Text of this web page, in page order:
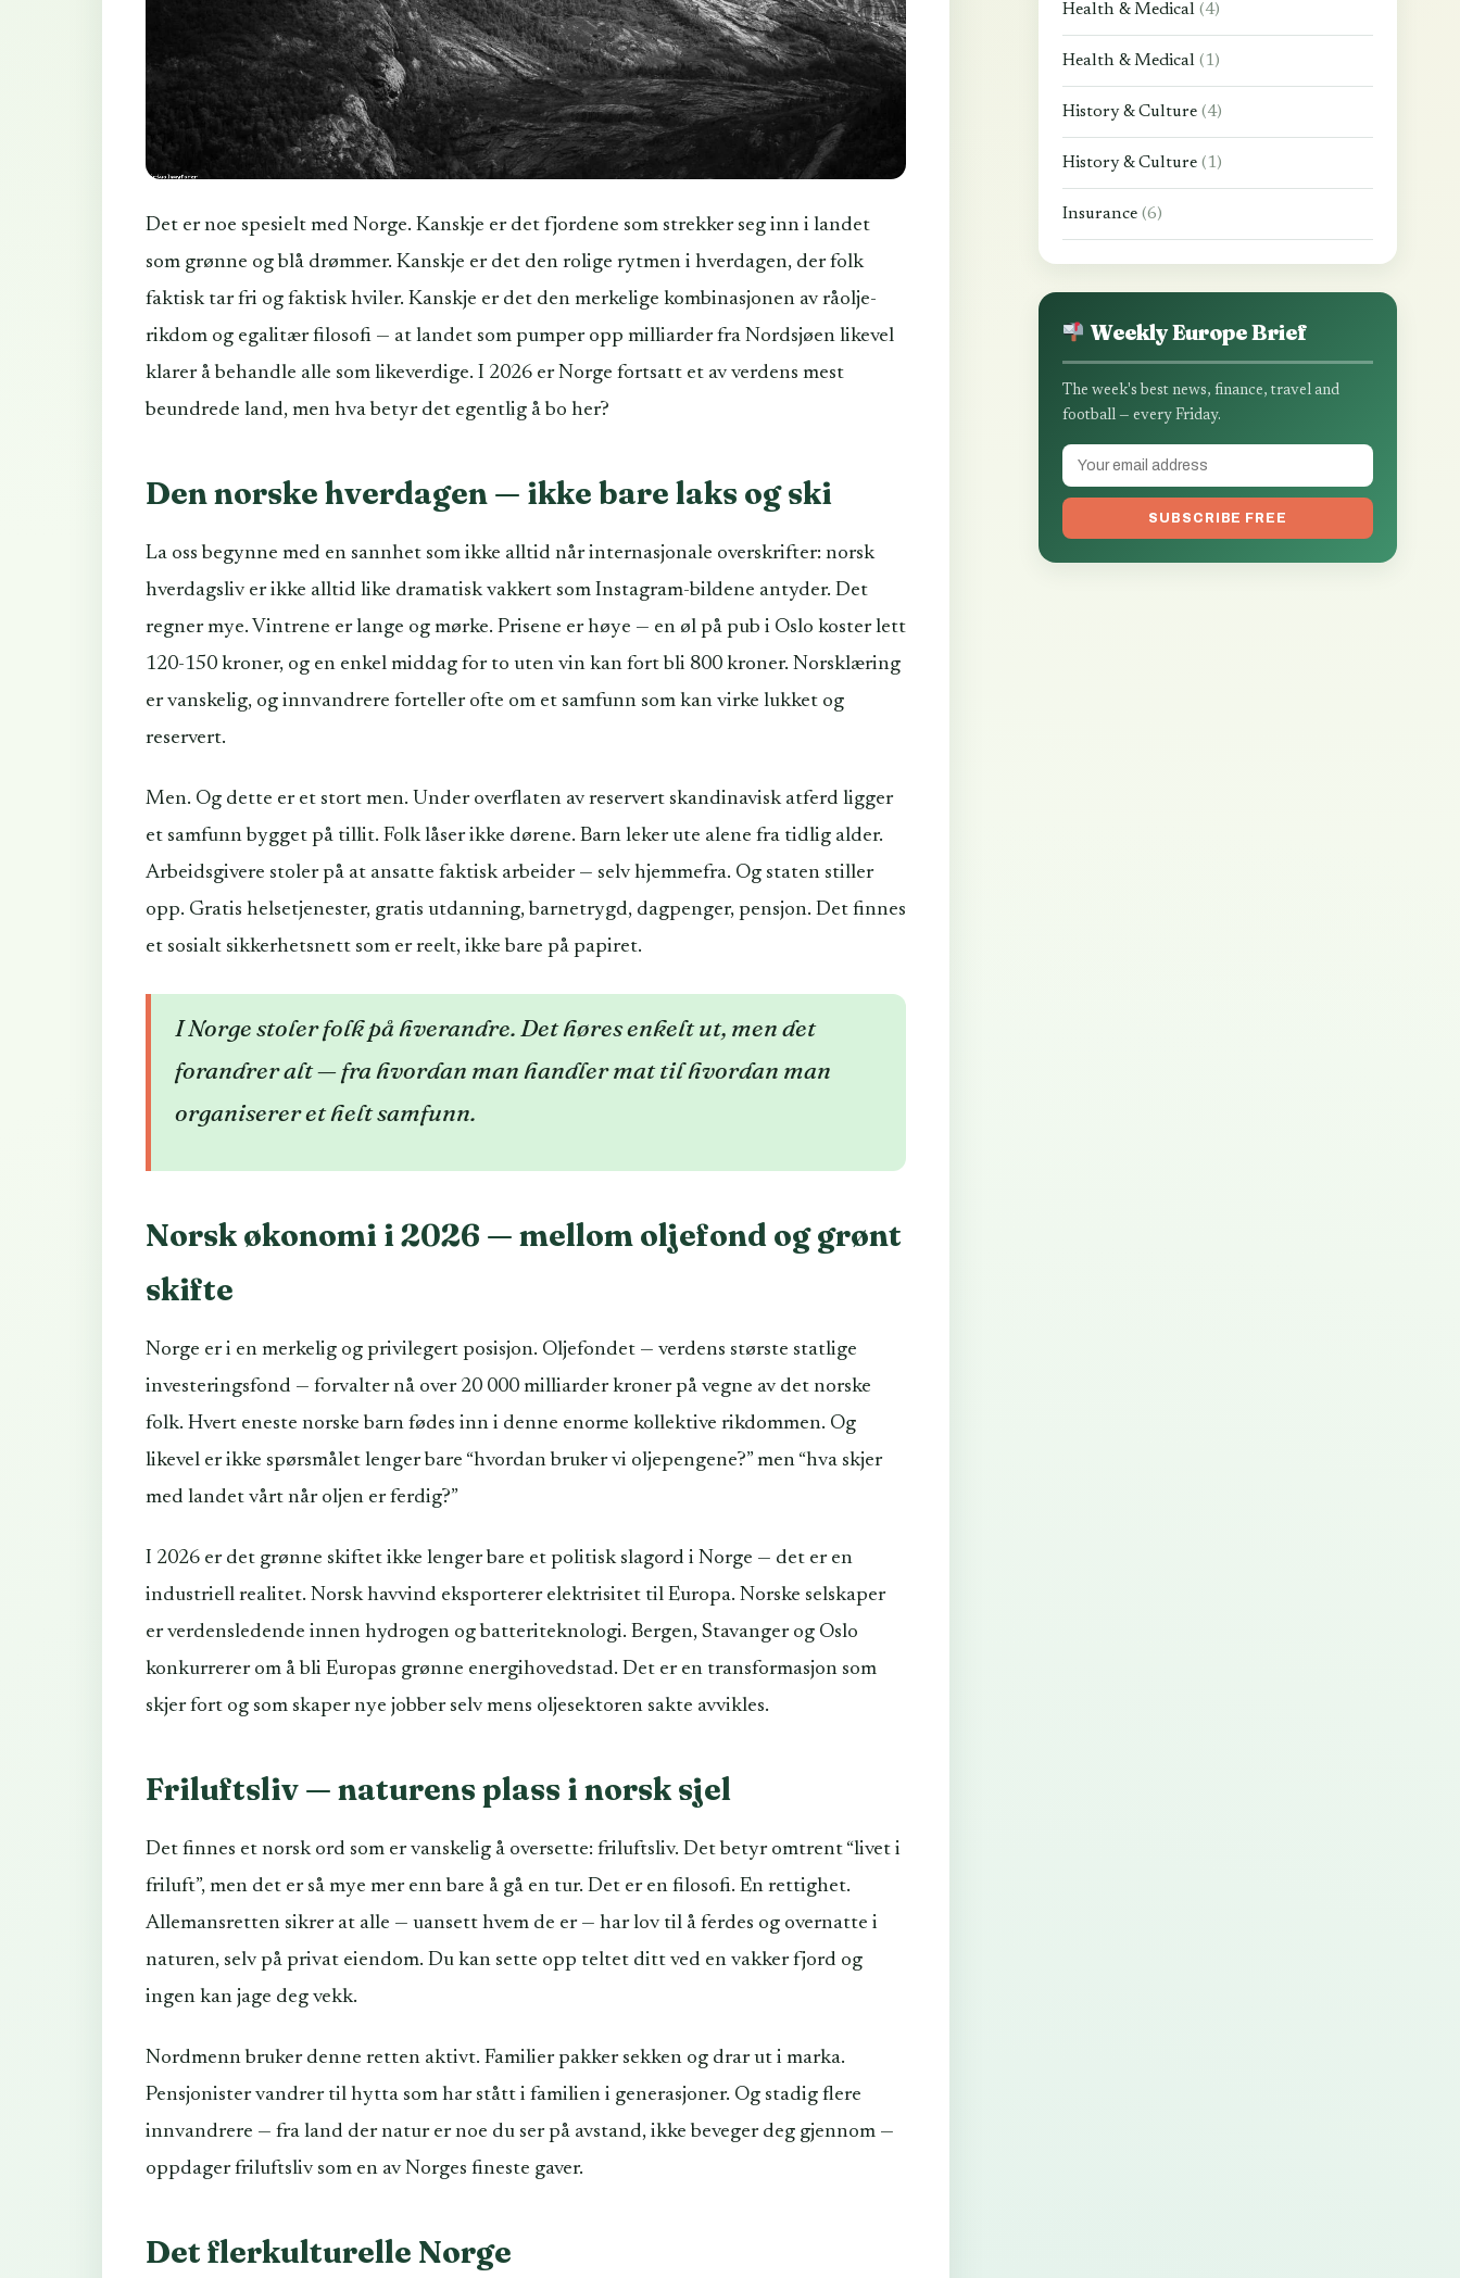
Det er noe spesielt med Norge. Kanskje er det fjordene som strekker seg inn i landet
som grønne og blå drømmer. Kanskje er det den rolige rytmen i hverdagen, der folk
faktisk tar fri og faktisk hviler. Kanskje er det den merkelige kombinasjonen av råolje-
rikdom og egalitær filosofi — at landet som pumper opp milliarder fra Nordsjøen likevel
klarer å behandle alle som likeverdige. I 2026 er Norge fortsatt et av verdens mest
beundrede land, men hva betyr det egentlig å bo her?
Den norske hverdagen — ikke bare laks og ski
La oss begynne med en sannhet som ikke alltid når internasjonale overskrifter: norsk
hverdagsliv er ikke alltid like dramatisk vakkert som Instagram-bildene antyder. Det
regner mye. Vintrene er lange og mørke. Prisene er høye — en øl på pub i Oslo koster lett
120-150 kroner, og en enkel middag for to uten vin kan fort bli 800 kroner. Norsklæring
er vanskelig, og innvandrere forteller ofte om et samfunn som kan virke lukket og
reservert.
Men. Og dette er et stort men. Under overflaten av reservert skandinavisk atferd ligger
et samfunn bygget på tillit. Folk låser ikke dørene. Barn leker ute alene fra tidlig alder.
Arbeidsgivere stoler på at ansatte faktisk arbeider — selv hjemmefra. Og staten stiller
opp. Gratis helsetjenester, gratis utdanning, barnetrygd, dagpenger, pensjon. Det finnes
et sosialt sikkerhetsnett som er reelt, ikke bare på papiret.
I Norge stoler folk på hverandre. Det høres enkelt ut, men det
forandrer alt — fra hvordan man handler mat til hvordan man
organiserer et helt samfunn.
Norsk økonomi i 2026 — mellom oljefond og grønt
skifte
Norge er i en merkelig og privilegert posisjon. Oljefondet — verdens største statlige
investeringsfond — forvalter nå over 20 000 milliarder kroner på vegne av det norske
folk. Hvert eneste norske barn fødes inn i denne enorme kollektive rikdommen. Og
likevel er ikke spørsmålet lenger bare “hvordan bruker vi oljepengene?” men “hva skjer
med landet vårt når oljen er ferdig?”
I 2026 er det grønne skiftet ikke lenger bare et politisk slagord i Norge — det er en
industriell realitet. Norsk havvind eksporterer elektrisitet til Europa. Norske selskaper
er verdensledende innen hydrogen og batteriteknologi. Bergen, Stavanger og Oslo
konkurrerer om å bli Europas grønne energihovedstad. Det er en transformasjon som
skjer fort og som skaper nye jobber selv mens oljesektoren sakte avvikles.
Friluftsliv — naturens plass i norsk sjel
Det finnes et norsk ord som er vanskelig å oversette: friluftsliv. Det betyr omtrent “livet i
friluft”, men det er så mye mer enn bare å gå en tur. Det er en filosofi. En rettighet.
Allemansretten sikrer at alle — uansett hvem de er — har lov til å ferdes og overnatte i
naturen, selv på privat eiendom. Du kan sette opp teltet ditt ved en vakker fjord og
ingen kan jage deg vekk.
Nordmenn bruker denne retten aktivt. Familier pakker sekken og drar ut i marka.
Pensjonister vandrer til hytta som har stått i familien i generasjoner. Og stadig flere
innvandrere — fra land der natur er noe du ser på avstand, ikke beveger deg gjennom —
oppdager friluftsliv som en av Norges fineste gaver.
Det flerkulturelle Norge
Health & Medical (4)
Health & Medical (1)
History & Culture (4)
History & Culture (1)
Insurance (6)
Weekly Europe Brief
The week's best news, finance, travel and
football — every Friday.
SUBSCRIBE FREE